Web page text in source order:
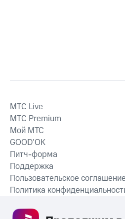
MTС Live
MTС Premium
Мой МТС
GOOD’OK
Питч-форма
Поддержка
Пользовательское соглашение
Политика